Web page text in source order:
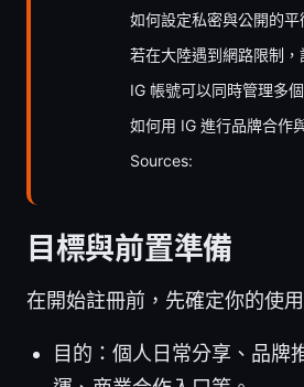
如何設定私密與公開的平
若在大陸遇到網路限制，
IG 帳號可以同時管理多
如何用 IG 進行品牌合作
Sources:
目標與前置準備
在開始註冊前，先確定你的使
目的：個人日常分享、品牌